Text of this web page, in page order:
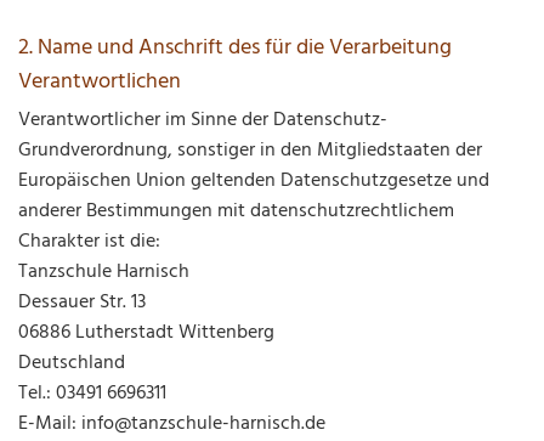
2. Name und Anschrift des für die Verarbeitung
Verantwortlichen
Verantwortlicher im Sinne der Datenschutz-
Grundverordnung, sonstiger in den Mitgliedstaaten der
Europäischen Union geltenden Datenschutzgesetze und
anderer Bestimmungen mit datenschutzrechtlichem
Charakter ist die:
Tanzschule Harnisch
Dessauer Str. 13
06886 Lutherstadt Wittenberg
Deutschland
Tel.:03491 6696311
E-Mail: info@tanzschule-harnisch.de